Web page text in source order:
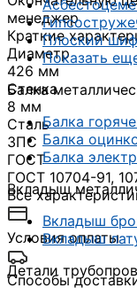
Плоский
Показать
Балка
Балка
Балка
Балка
Вкладыш
Вкладыш
Вкладыш
Детали
менеджер
Краткие
Диаметр
426 мм
Стенка
8 мм
Сталь
3ПС
ГОСТ
ГОСТ 10704-91,
Все
Условия оплаты
Способы